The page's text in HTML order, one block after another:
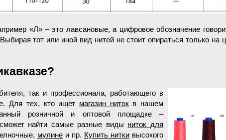
«Л» – это лавсановые, а цифровое обозначение
тот или иной вид нитей не стоит опираться только на
так и профессионала, работающего в
Для тех, кто ищет магазин нитокв нашем
розничной и оптовой площадке –
найти самые разные виды ниток для
мулине и пр. Купить нитки высокого